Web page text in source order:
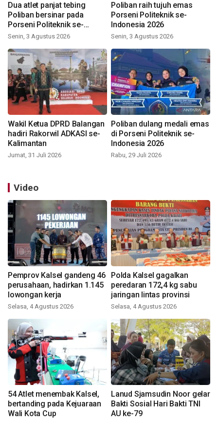
Dua atlet panjat tebing
Poliban bersinar pada
Porseni Politeknik se-
Indonesia 2026
Senin, 3 Agustus 2026
Poliban raih tujuh emas
Porseni Politeknik se-
Indonesia 2026
Senin, 3 Agustus 2026
Wakil Ketua DPRD Balangan
hadiri Rakorwil ADKASI se-
Kalimantan
Jumat, 31 Juli 2026
Poliban dulang medali emas
di Porseni Politeknik se-
Indonesia 2026
Rabu, 29 Juli 2026
Video
Pemprov Kalsel gandeng 46
perusahaan, hadirkan 1.145
lowongan kerja
Selasa, 4 Agustus 2026
Polda Kalsel gagalkan
peredaran 172,4 kg sabu
jaringan lintas provinsi
Selasa, 4 Agustus 2026
54 Atlet menembak Kalsel,
bertanding pada Kejuaraan
Wali Kota Cup
Lanud Sjamsudin Noor gelar
Bakti Sosial Hari Bakti TNI
AU ke-79